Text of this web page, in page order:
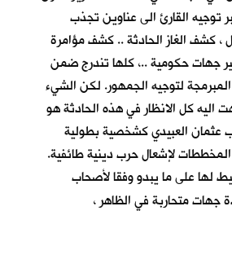
توجيه القارئ الى عناوين تجذب
، كشف الغاز الحادثة .. كشف مؤامرة
جهات حكومية ..، كلها تندرج ضمن
المبرمجة لتوجيه الجمهور. لكن الشيء
اليه كل الانظار في هذه الحادثة هو
عثمان العبيدي كشخصية بطولية
لإشعال حرب دينية طائفية.
لها على ما يبدو وفقا لأصحاب
جهات متحاربة في الظاهر ،